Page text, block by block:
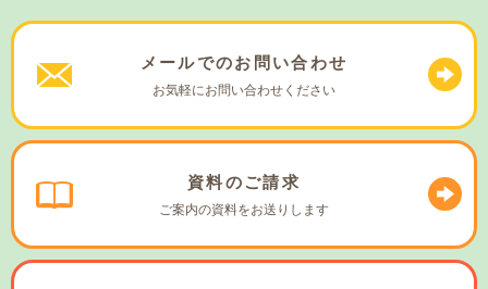
メールでのお問い合わせ
お気軽にお問い合わせください
資料のご請求
ご案内の資料をお送りします